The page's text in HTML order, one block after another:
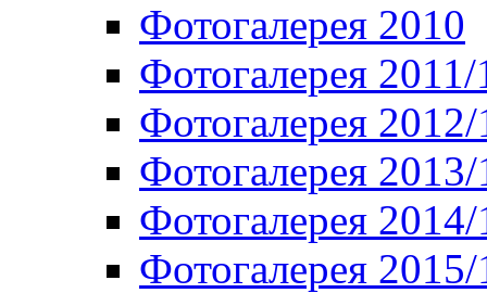
Фотогалерея 2010
Фотогалерея 2011/
Фотогалерея
Фотогалерея
Фотогалерея
Фотогалерея